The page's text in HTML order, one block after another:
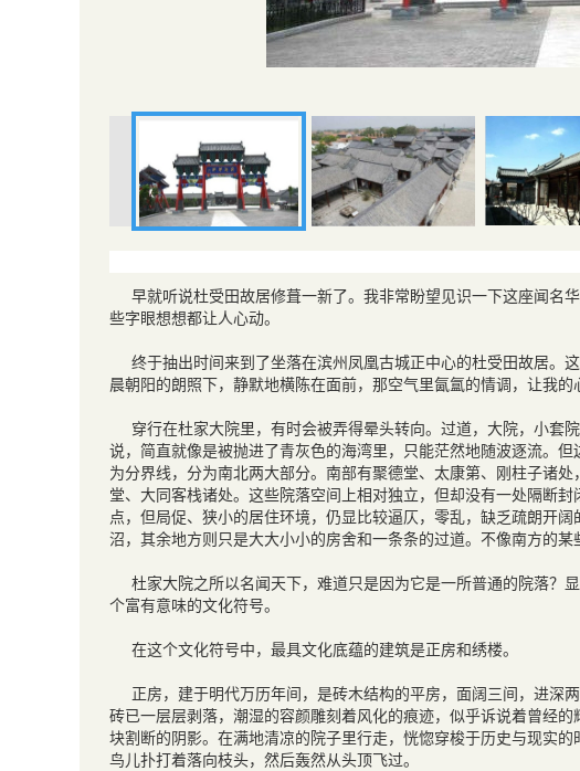
早就听说杜受田故居修葺一新了。我非常盼望见识一下这座闻名
些字眼想想都让人心动。
终于抽出时间来到了坐落在滨州凤凰古城正中心的杜受田故居。
晨朝阳的朗照下，静默地横陈在面前，那空气里氤氲的情调，让我的
穿行在杜家大院里，有时会被弄得晕头转向。过道，大院，小套
说，简直就像是被抛进了青灰色的海湾里，只能茫然地随波逐流。
为分界线，分为南北两大部分。南部有聚德堂、太康第、刚柱子诸
堂、大同客栈诸处。这些院落空间上相对独立，但却没有一处隔断
点，但局促、狭小的居住环境，仍显比较逼仄，零乱，缺乏疏朗开
沼，其余地方则只是大大小小的房舍和一条条的过道。不像南方的某
杜家大院之所以名闻天下，难道只是因为它是一所普通的院落？
个富有意味的文化符号。
在这个文化符号中，最具文化底蕴的建筑是正房和绣楼。
正房，建于明代万历年间，是砖木结构的平房，面阔三间，进深
砖已一层层剥落，潮湿的容颜雕刻着风化的痕迹，似乎诉说着曾经
块割断的阴影。在满地清凉的院子里行走，恍惚穿梭于历史与现实
鸟儿扑打着落向枝头，然后轰然从头顶飞过。